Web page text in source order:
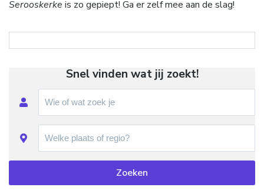
Serooskerke is zo gepiept! Ga er zelf mee aan de slag!
Snel vinden wat jij zoekt!